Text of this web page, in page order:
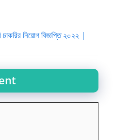
নিয়োগ বিজ্ঞপ্তি ২০২২ |